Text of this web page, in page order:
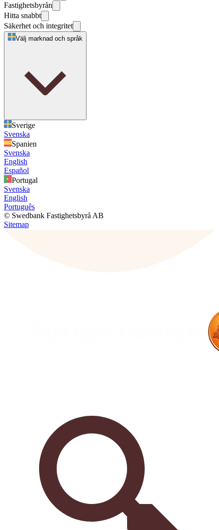
Fastighetsbyrån
Hitta snabbt
Säkerhet och integritet
Välj marknad och språk
Sverige
Svenska
Spanien
Svenska
English
Español
Portugal
Svenska
English
Português
© Swedbank Fastighetsbyrå AB
Sitemap